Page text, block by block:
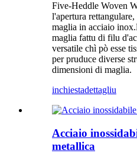
Five-Heddle Woven
l'apertura
maglia in acciaio
maglia fattu di filu
versatile chì pò esse
per pruduce diverse
dimensioni di maglia.
inchiestadettagliu
Acciaio
metallica